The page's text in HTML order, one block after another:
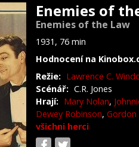
Enemies of
Enemies of the Law
1931, 76 min
Hodnocení na
Režie: Lawrence C.
Scénář: C.R. Jones
Hrají: Mary Nolan,
Dewey Robinson,
všichni herci